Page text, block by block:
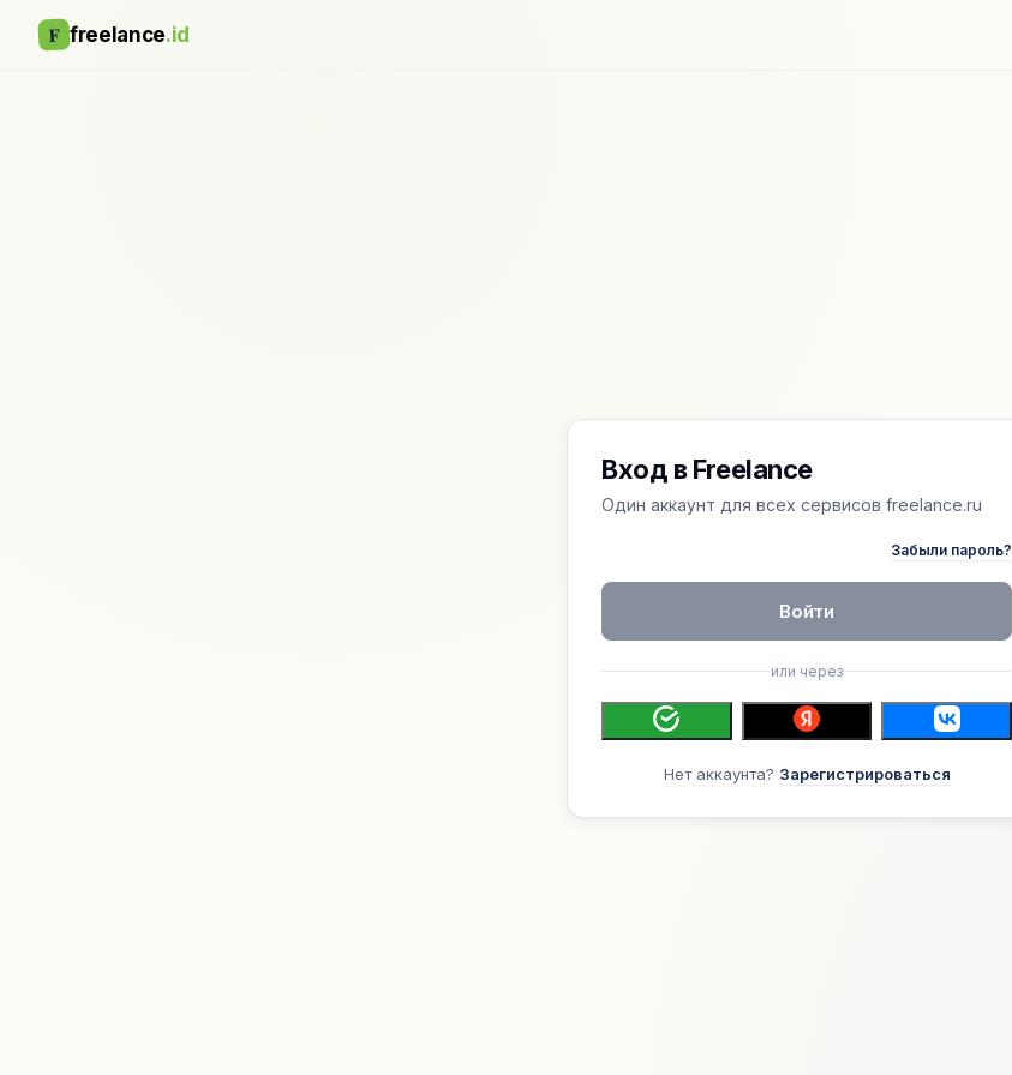
F freelance.id
Вход в Freelance
Один аккаунт для всех сервисов freelance.ru
Забыли пароль?
Войти
или через
Нет аккаунта? Зарегистрироваться